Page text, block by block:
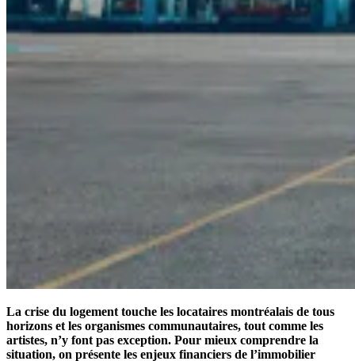
La crise du logement touche les locataires montréalais de tous
horizons et les organismes communautaires, tout comme les
artistes, n’y font pas exception. Pour mieux comprendre la
situation, on présente les enjeux financiers de l’immobilier